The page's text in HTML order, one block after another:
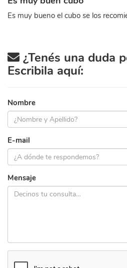
Es muy bueno el cubo se los
¿Tenés una duda
Escribila aquí:
Nombre
E-mail
Mensaje